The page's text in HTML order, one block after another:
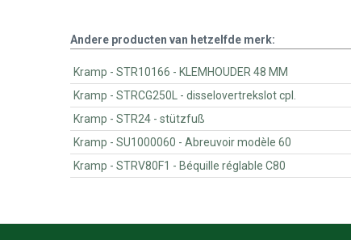
Andere producten van hetzelfde merk:
Kramp - STR10166 - KLEMHOUDER 48 MM
Kramp - STRCG250L - disselovertrekslot cpl.
Kramp - STR24 - stützfuß
Kramp - SU1000060 - Abreuvoir modèle 60
Kramp - STRV80F1 - Béquille réglable C80